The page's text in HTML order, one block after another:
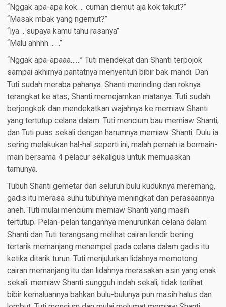
“Nggak apa-apa kok…. cuman diemut aja kok takut?”
“Masak mbak yang ngemut?”
“Iya… supaya kamu tahu rasanya”
“Malu ahhhh…….”
“Nggak apa-apaaa……” Tuti mendekat dan Shanti terpojok
sampai akhirnya pantatnya menyentuh bibir bak mandi. Dan
Tuti sudah meraba pahanya. Shanti merinding dan roknya
terangkat ke atas, Shanti memejamkan matanya. Tuti sudah
berjongkok dan mendekatkan wajahnya ke memiaw Shanti
yang tertutup celana dalam. Tuti mencium bau memiaw Shanti,
dan Tuti puas sekali dengan harumnya memiaw Shanti. Dulu ia
sering melakukan hal-hal seperti ini, malah pernah ia bermain-
main bersama 4 pelacur sekaligus untuk memuaskan
tamunya.
Tubuh Shanti gemetar dan seluruh bulu kuduknya meremang,
gadis itu merasa suhu tubuhnya meningkat dan perasaannya
aneh. Tuti mulai menciumi memiaw Shanti yang masih
tertutup. Pelan-pelan tangannya menurunkan celana dalam
Shanti dan Tuti terangsang melihat cairan lendir bening
tertarik memanjang menempel pada celana dalam gadis itu
ketika ditarik turun. Tuti menjulurkan lidahnya memotong
cairan memanjang itu dan lidahnya merasakan asin yang enak
sekali. memiaw Shanti sungguh indah sekali, tidak terlihat
bibir kemaluannya bahkan bulu-bulunya pun masih halus dan